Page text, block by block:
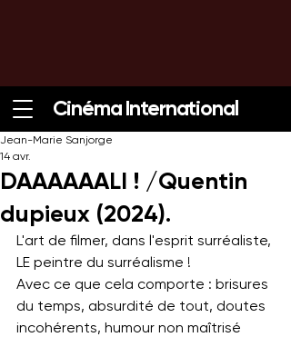
Cinéma International
DAAAAAALI ! /Quentin
dupieux (2024).
Jean-Marie Sanjorge
14 avr.
L'art de filmer, dans l'esprit surréaliste,
LE peintre du surréalisme !
Avec ce que cela comporte : brisures
du temps, absurdité de tout, doutes
incohérents, humour non maîtrisé